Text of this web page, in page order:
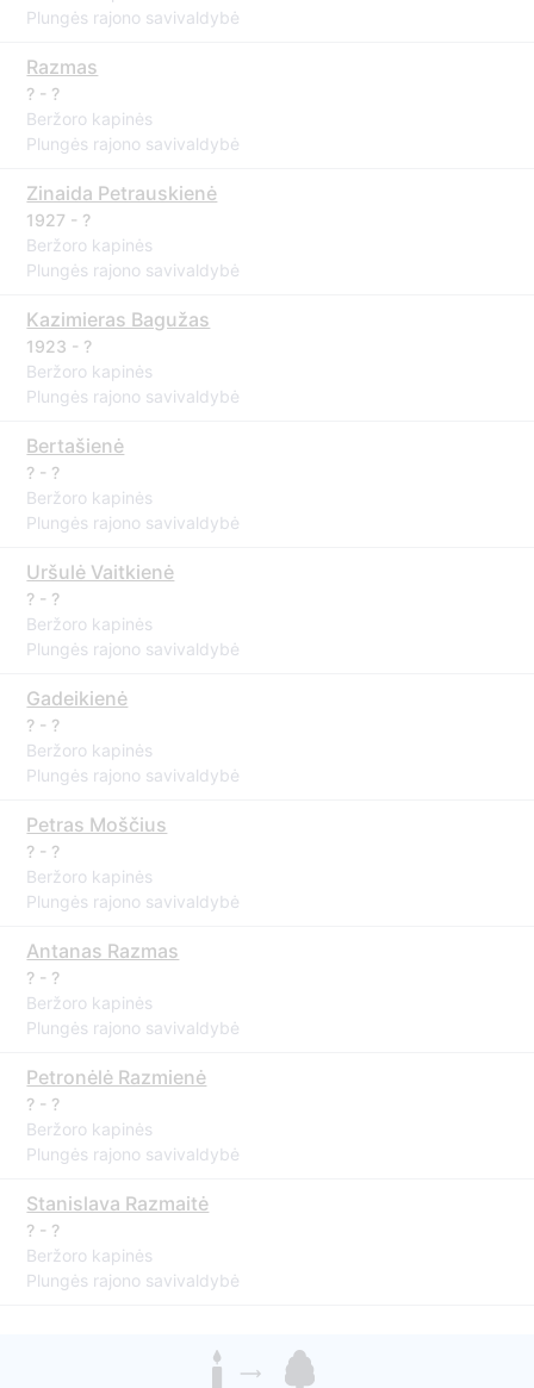
Plungės rajono savivaldybė
Razmas
? - ?
Beržoro kapinės
Plungės rajono savivaldybė
Zinaida Petrauskienė
1927 - ?
Beržoro kapinės
Plungės rajono savivaldybė
Kazimieras Bagužas
1923 - ?
Beržoro kapinės
Plungės rajono savivaldybė
Bertašienė
? - ?
Beržoro kapinės
Plungės rajono savivaldybė
Uršulė Vaitkienė
? - ?
Beržoro kapinės
Plungės rajono savivaldybė
Gadeikienė
? - ?
Beržoro kapinės
Plungės rajono savivaldybė
Petras Moščius
? - ?
Beržoro kapinės
Plungės rajono savivaldybė
Antanas Razmas
? - ?
Beržoro kapinės
Plungės rajono savivaldybė
Petronėlė Razmienė
? - ?
Beržoro kapinės
Plungės rajono savivaldybė
Stanislava Razmaitė
? - ?
Beržoro kapinės
Plungės rajono savivaldybė